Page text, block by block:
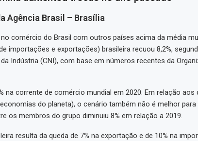
Agência Brasil – Brasília
comércio do Brasil com outros países acima da média
importações e exportações) brasileira recuou 8,2%,
Indústria (CNI), com base em números recentes da
na corrente de comércio mundial em 2020. Em relação aos
do planeta), o cenário também não é melhor para
os membros do grupo diminuiu 8% em relação a 2019.
resulta da queda de 7% na exportação e de 10% na